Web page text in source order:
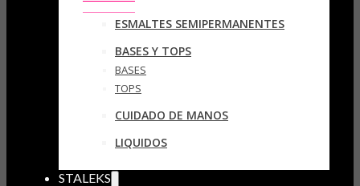
ESMALTES SEMIPERMANENTES
BASES Y TOPS
BASES
TOPS
CUIDADO DE MANOS
LIQUIDOS
STALEKS